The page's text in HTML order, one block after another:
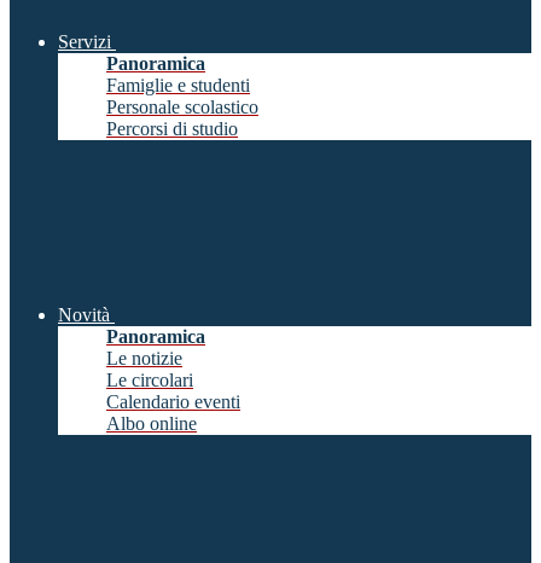
Servizi
Panoramica
Famiglie e studenti
Personale scolastico
Percorsi di studio
Novità
Panoramica
Le notizie
Le circolari
Calendario eventi
Albo online